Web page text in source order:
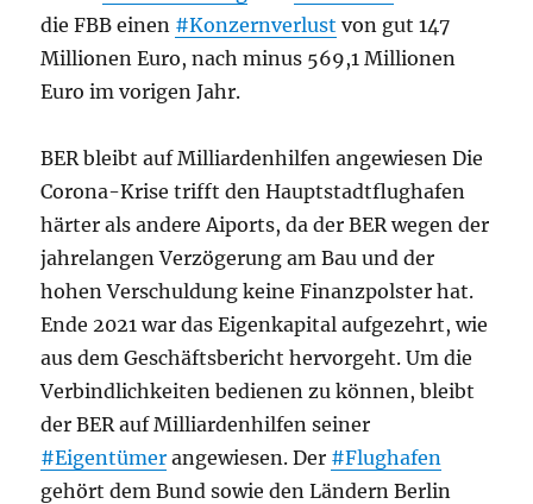
die FBB einen #Konzernverlust von gut 147
Millionen Euro, nach minus 569,1 Millionen
Euro im vorigen Jahr.
BER bleibt auf Milliardenhilfen angewiesen Die
Corona-Krise trifft den Hauptstadtflughafen
härter als andere Aiports, da der BER wegen der
jahrelangen Verzögerung am Bau und der
hohen Verschuldung keine Finanzpolster hat.
Ende 2021 war das Eigenkapital aufgezehrt, wie
aus dem Geschäftsbericht hervorgeht. Um die
Verbindlichkeiten bedienen zu können, bleibt
der BER auf Milliardenhilfen seiner
#Eigentümer angewiesen. Der #Flughafen
gehört dem Bund sowie den Ländern Berlin